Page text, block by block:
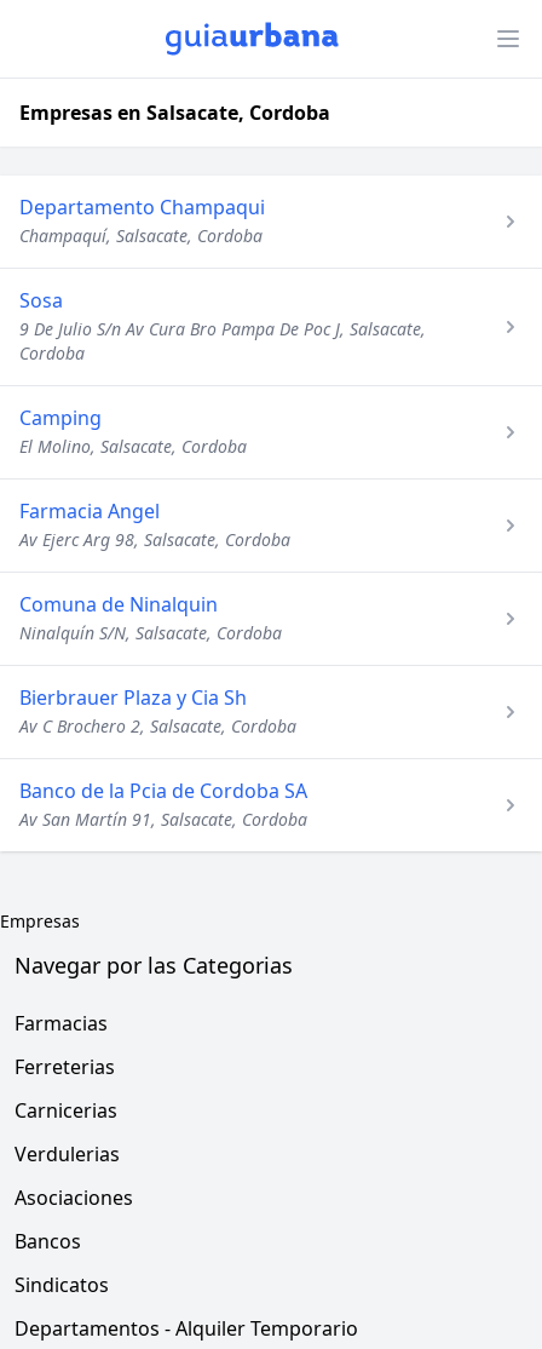
Empresas en Salsacate, Cordoba
Departamento Champaqui
Champaquí, Salsacate, Cordoba
Sosa
9 De Julio S/n Av Cura Bro Pampa De Poc J, Salsacate,
Cordoba
Camping
El Molino, Salsacate, Cordoba
Farmacia Angel
Av Ejerc Arg 98, Salsacate, Cordoba
Comuna de Ninalquin
Ninalquín S/N, Salsacate, Cordoba
Bierbrauer Plaza y Cia Sh
Av C Brochero 2, Salsacate, Cordoba
Banco de la Pcia de Cordoba SA
Av San Martín 91, Salsacate, Cordoba
Empresas
Navegar por las Categorias
Farmacias
Ferreterias
Carnicerias
Verdulerias
Asociaciones
Bancos
Sindicatos
Departamentos - Alquiler Temporario